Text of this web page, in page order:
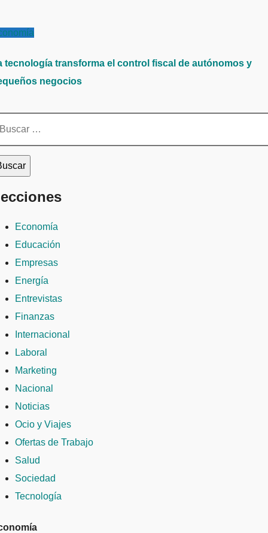
tecnología transforma el control fiscal de autónomos y
negocios
Economía
Educación
Empresas
Energía
Entrevistas
Finanzas
Internacional
Laboral
Marketing
Nacional
Noticias
Ocio y Viajes
Ofertas de Trabajo
Salud
Sociedad
Tecnología